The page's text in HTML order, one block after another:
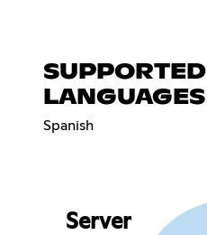
SUPPORTED
LANGUAGES
Spanish
Server